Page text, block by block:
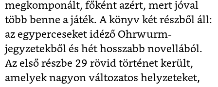
megkomponált, főként azért, mert jóval
több benne a játék. A könyv két részből áll:
az egyperceseket idéző Ohrwurm-
jegyzetekből és hét hosszabb novellából.
Az első részbe 29 rövid történet került,
amelyek nagyon változatos helyzeteket,